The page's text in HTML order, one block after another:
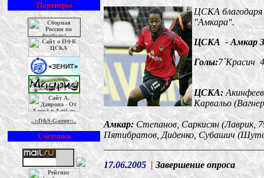
Партнеры
..::D&S-Gamer::..
Счетчики
ЦСКА благодаря
"Амкара".
ЦСКА - Амкар 3
Голы:7`Красич
ЦСКА:
Карвальо
Амкар:Степанов, Саркисян (Лаврик,
Пятибратов, Диденко, Субашич
17.06.2005 | Завершение опроса